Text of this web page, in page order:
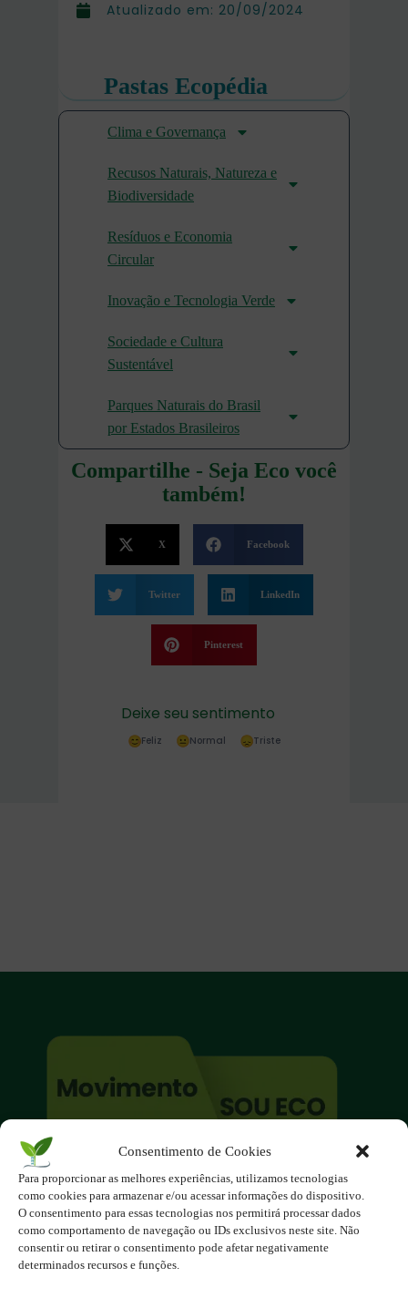
Consentimento de Cookies
Para proporcionar as melhores experiências, utilizamos tecnologias
como cookies para armazenar e/ou acessar informações do dispositivo.
O consentimento para essas tecnologias nos permitirá processar dados
como comportamento de navegação ou IDs exclusivos neste site. Não
consentir ou retirar o consentimento pode afetar negativamente
determinados recursos e funções.
Atualizado em: 20/09/2024
Pastas Ecopédia
Clima e Governança
Recusos Naturais, Natureza e
Biodiversidade
Resíduos e Economia
Circular
Inovação e Tecnologia Verde
Sociedade e Cultura
Sustentável
Parques Naturais do Brasil
por Estados Brasileiros
Compartilhe - Seja Eco você
também!
X Facebook
Twitter LinkedIn
Pinterest
Deixe seu sentimento
Feliz Normal Triste
O site é um movimento ambientalista!
Participe você também!
Podemos fazer muito
se nos unirmos!
Inscreva-se na Newsletter